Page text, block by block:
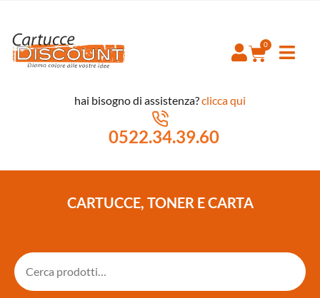
hai bisogno di assistenza?clicca qui
0522.34.39.60
CARTUCCE, TONER E CARTA